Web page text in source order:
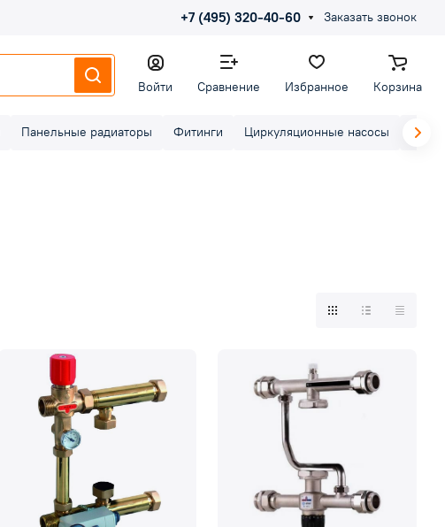
+7 (495) 320-40-60 Заказать звонок
Войти Сравнение Избранное Корзина
Панельные радиаторы Фитинги Циркуляционные насосы